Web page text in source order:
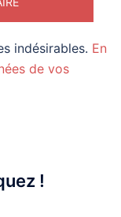
indésirables. En
de vos
!